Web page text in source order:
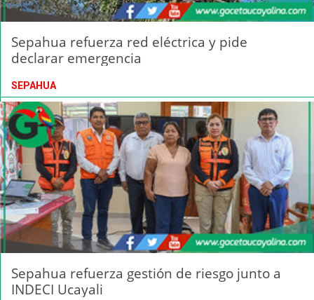
Sepahua refuerza red eléctrica y pide
declarar emergencia
SEPAHUA
Sepahua refuerza gestión de riesgo junto a
INDECI Ucayali